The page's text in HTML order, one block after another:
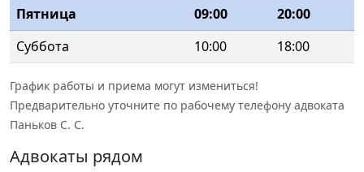
Пятница
09:00
20:00
Суббота
10:00 18:00
График работы и приема могут измениться!
Предварительно уточните по рабочему телефону адвоката
Паньков С. С.
Адвокаты рядом